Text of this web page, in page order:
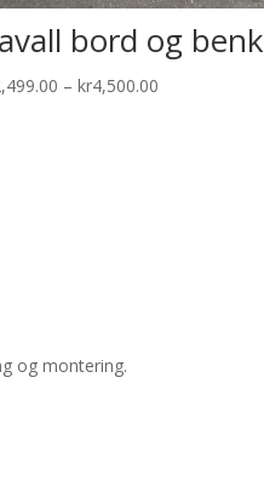
bord og benk
– kr4,500.00
og montering.